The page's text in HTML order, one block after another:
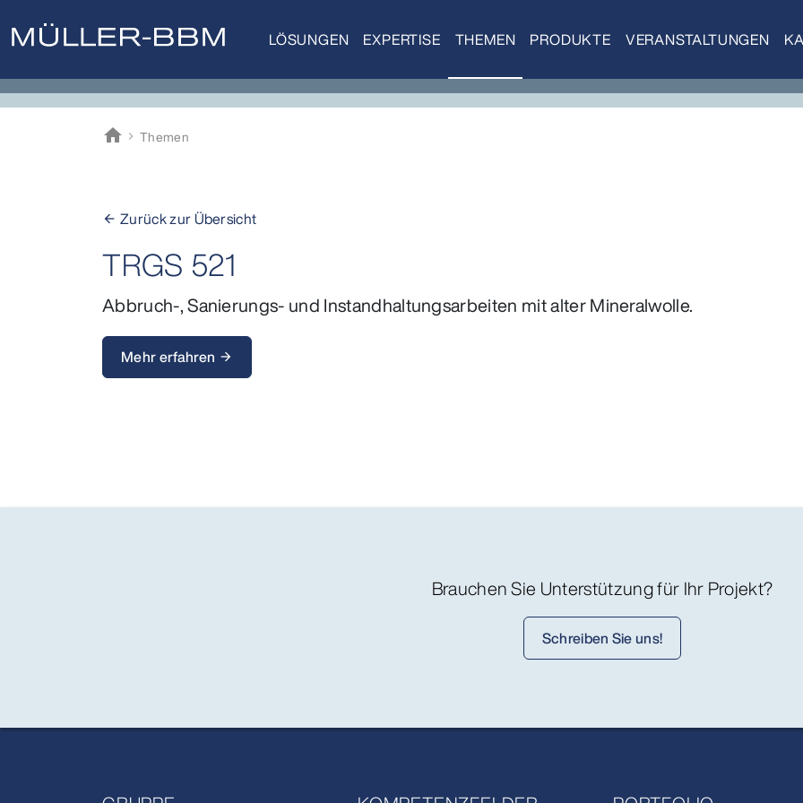
LÖSUNGEN EXPERTISE THEMEN PRODUKTE VERANSTALTUNGEN
home
Müller-BBM
Themen
arrow_back Zurück zur Übersicht
TRGS 521
Abbruch-, Sanierungs- und Instandhaltungsarbeiten mit alter Mineralwolle.
Mehr erfahren arrow_forward
Brauchen Sie Unterstützung für Ihr Projekt?
Schreiben Sie uns!